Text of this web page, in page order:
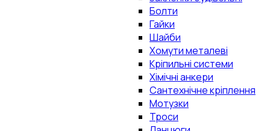
Болти
Гайки
Шайби
Хомути металеві
Кріпильні системи
Хімічні анкери
Сантехнічне кріплення
Мотузки
Троси